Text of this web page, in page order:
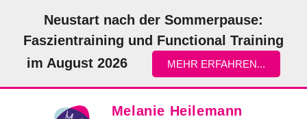
springen
Neustart nach der Sommerpause:
Faszientraining und Functional Training
im August 2026
MEHR ERFAHREN...
Melanie Heilemann